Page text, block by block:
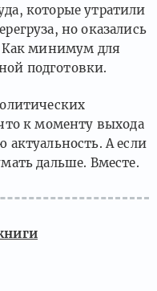
которые утратили
но оказались
Как минимум для
подготовки.
к моменту выхода
актуальность. А если
дальше. Вместе.